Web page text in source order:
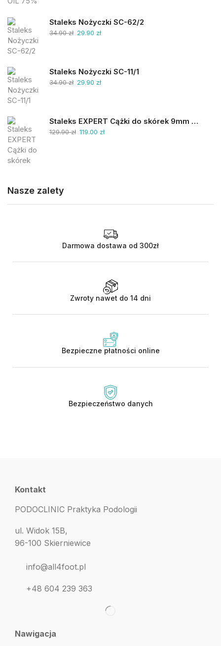
Staleks Nożyczki SC-62/2
34.90zł 29.90 zł
Staleks Nożyczki SC-11/1
34.90zł 29.90 zł
Staleks EXPERT Cążki do skórek 9mm NE-90-9
129.90zł 119.00 zł
Nasze zalety
Darmowa dostawa od 300zł
Zwroty nawet do 14 dni
Bezpieczne płatności online
Bezpieczeństwo danych
Kontakt
PODOCLINIC Praktyka Podologii
ul. Widok 15B,
96-100 Skierniewice
info@all4foot.pl
+48 604 239 363
Nawigacja